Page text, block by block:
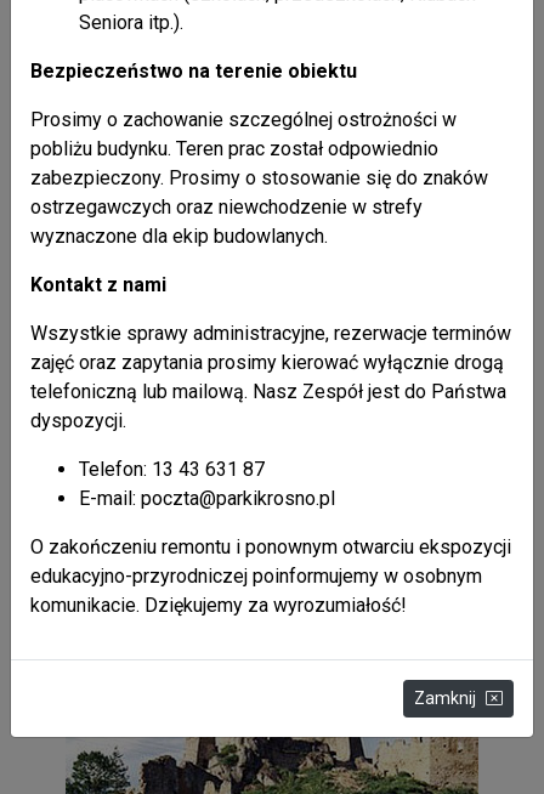
powrót do listy artykułów
Nasze publikacje + pokaż wszystkie
26 / 02 / 2021
26 / 02 / 2021
Mapa Parku Krajobrazowego Doliny Sanu
26 / 02 / 2021
Broszura "Ssaki karpackich parków krajobrazowych"
część II
Atrakcje
Seniora itp.).
Bezpieczeństwo na terenie obiektu
Prosimy o zachowanie szczególnej ostrożności w
pobliżu budynku. Teren prac został odpowiednio
zabezpieczony. Prosimy o stosowanie się do znaków
ostrzegawczych oraz niewchodzenie w strefy
wyznaczone dla ekip budowlanych.
Kontakt z nami
Wszystkie sprawy administracyjne, rezerwacje terminów
zajęć oraz zapytania prosimy kierować wyłącznie drogą
telefoniczną lub mailową. Nasz Zespół jest do Państwa
dyspozycji.
Telefon: 13 43 631 87
E-mail: poczta@parkikrosno.pl
O zakończeniu remontu i ponownym otwarciu ekspozycji
edukacyjno-przyrodniczej poinformujemy w osobnym
komunikacie. Dziękujemy za wyrozumiałość!
Zamknij